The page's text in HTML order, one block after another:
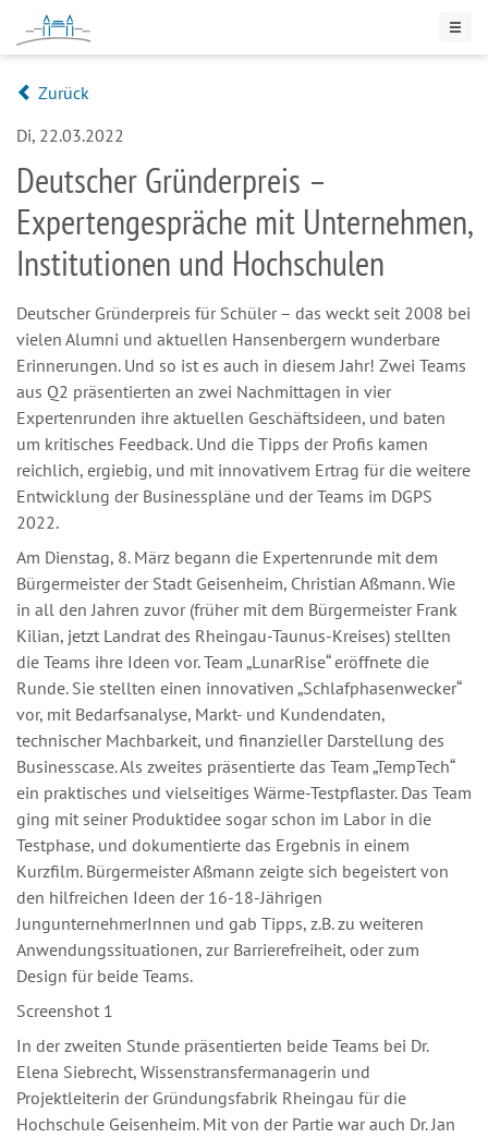
Zurück
Di, 22.03.2022
Deutscher Gründerpreis –
Expertengespräche mit Unternehmen,
Institutionen und Hochschulen
Deutscher Gründerpreis für Schüler – das weckt seit 2008 bei
vielen Alumni und aktuellen Hansenbergern wunderbare
Erinnerungen. Und so ist es auch in diesem Jahr! Zwei Teams
aus Q2 präsentierten an zwei Nachmittagen in vier
Expertenrunden ihre aktuellen Geschäftsideen, und baten
um kritisches Feedback. Und die Tipps der Profis kamen
reichlich, ergiebig, und mit innovativem Ertrag für die weitere
Entwicklung der Businesspläne und der Teams im DGPS
2022.
Am Dienstag, 8. März begann die Expertenrunde mit dem
Bürgermeister der Stadt Geisenheim, Christian Aßmann. Wie
in all den Jahren zuvor (früher mit dem Bürgermeister Frank
Kilian, jetzt Landrat des Rheingau-Taunus-Kreises) stellten
die Teams ihre Ideen vor. Team „LunarRise“ eröffnete die
Runde. Sie stellten einen innovativen „Schlafphasenwecker“
vor, mit Bedarfsanalyse, Markt- und Kundendaten,
technischer Machbarkeit, und finanzieller Darstellung des
Businesscase. Als zweites präsentierte das Team „TempTech“
ein praktisches und vielseitiges Wärme-Testpflaster. Das Team
ging mit seiner Produktidee sogar schon im Labor in die
Testphase, und dokumentierte das Ergebnis in einem
Kurzfilm. Bürgermeister Aßmann zeigte sich begeistert von
den hilfreichen Ideen der 16-18-Jährigen
JungunternehmerInnen und gab Tipps, z.B. zu weiteren
Anwendungssituationen, zur Barrierefreiheit, oder zum
Design für beide Teams.
Screenshot 1
In der zweiten Stunde präsentierten beide Teams bei Dr.
Elena Siebrecht, Wissenstransfermanagerin und
Projektleiterin der Gründungsfabrik Rheingau für die
Hochschule Geisenheim. Mit von der Partie war auch Dr. Jan